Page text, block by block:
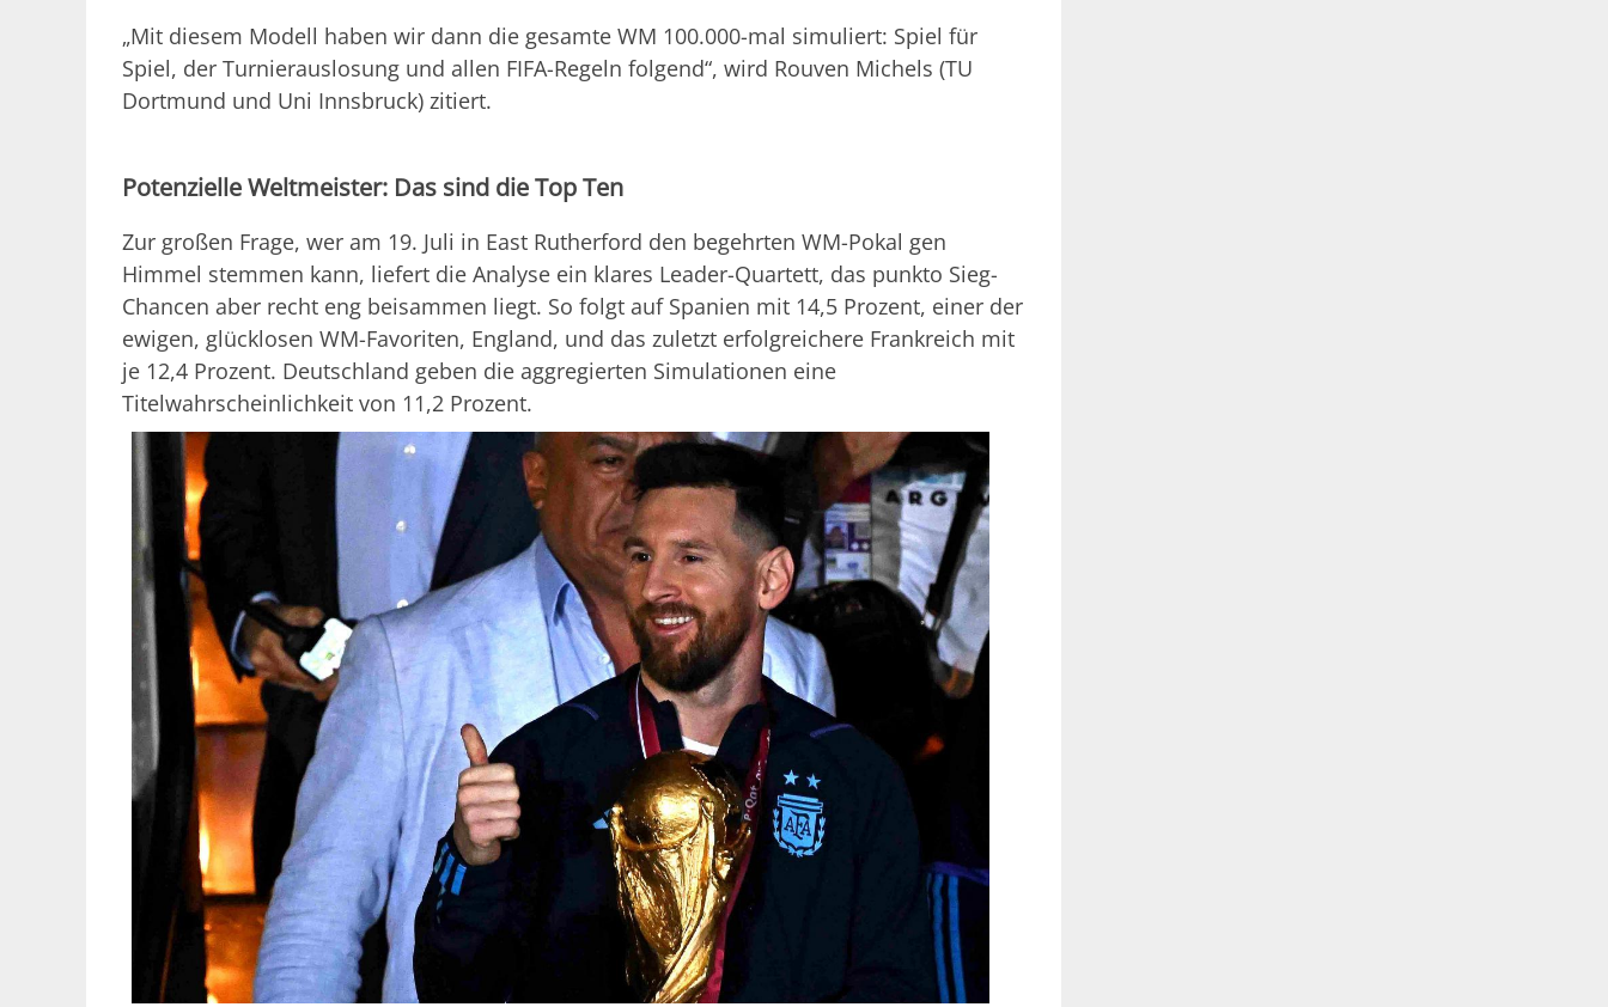
„Mit diesem Modell haben wir dann die gesamte WM 100.000-mal simuliert: Spiel für
Spiel, der Turnierauslosung und allen FIFA-Regeln folgend“, wird Rouven Michels (TU
Dortmund und Uni Innsbruck) zitiert.
Potenzielle Weltmeister: Das sind die Top Ten
Zur großen Frage, wer am 19. Juli in East Rutherford den begehrten WM-Pokal gen
Himmel stemmen kann, liefert die Analyse ein klares Leader-Quartett, das punkto Sieg-
Chancen aber recht eng beisammen liegt. So folgt auf Spanien mit 14,5 Prozent, einer der
ewigen, glücklosen WM-Favoriten, England, und das zuletzt erfolgreichere Frankreich mit
je 12,4 Prozent. Deutschland geben die aggregierten Simulationen eine
Titelwahrscheinlichkeit von 11,2 Prozent.